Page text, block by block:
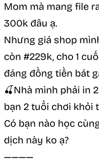
Mom mà mang file
300k đâu ạ.
Nhưng giá shop
còn #229k, cho 1
đáng đồng tiền bát
🍒Nhà mình phải in
bạn 2 tuổi chơi khỏi
Có bạn nào học
dịch này ko ạ?
————